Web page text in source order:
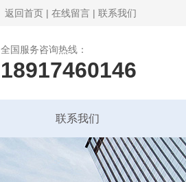
返回首页 | 在线留言 | 联系我们
全国服务咨询热线：
18917460146
联系我们